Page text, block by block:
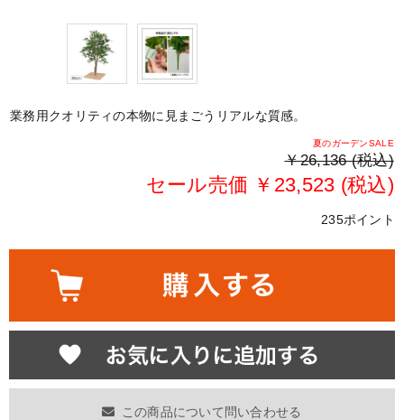
業務用クオリティの本物に見まごうリアルな質感。
夏のガーデンSALE
￥26,136 (税込)
セール売価 ￥23,523 (税込)
235ポイント
この商品について問い合わせる